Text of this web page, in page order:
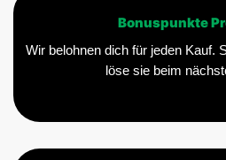
Bonuspunkte
Wir belohnen dich für jeden Kauf.
löse sie beim